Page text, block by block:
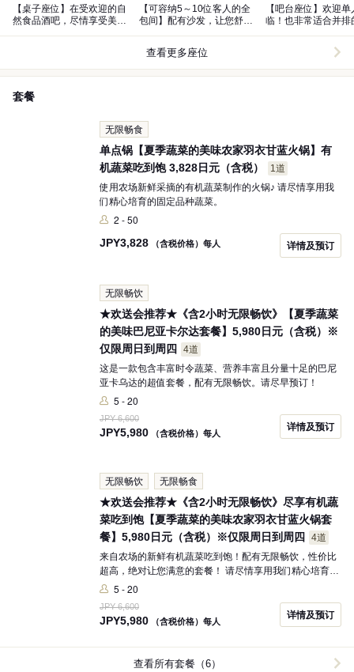
【桌子座位】在受欢迎的自
然食品酒吧，尽情享受美味
【可容纳5～10位客人的全
包间】配有沙发，让您舒适
【吧台座位】欢迎单
临！也非常适合并排
查看更多座位
套餐
无限畅食
单点锅【夏季蔬菜的美味农家羽衣甘蓝火锅】有
机蔬菜吃到饱 3,828日元（含税）
1道
使用农场新鲜采摘的有机蔬菜制作的火锅♪ 请尽情享用我
们精心培育的固定品种蔬菜。
2 - 50
JPY3,828 （含税价格）每人 详情及预订
无限畅饮
★欢送会推荐★《含2小时无限畅饮》【夏季蔬菜
的美味巴尼亚卡尔达套餐】5,980日元（含税）※
仅限周日到周四
4道
这是一款包含丰富时令蔬菜、营养丰富且分量十足的巴尼
亚卡乌达的超值套餐，配有无限畅饮。请尽早预订！
5 - 20
JPY 6,600
JPY5,980 （含税价格）每人
详情及预订
无限畅饮 无限畅食
★欢送会推荐★《含2小时无限畅饮》尽享有机蔬
菜吃到饱【夏季蔬菜的美味农家羽衣甘蓝火锅套
餐】5,980日元（含税）※仅限周日到周四
4道
来自农场的新鲜有机蔬菜吃到饱！配有无限畅饮，性价比
超高，绝对让您满意的套餐！ 请尽情享用我们精心培育的
固定品种蔬菜和用心烹饪的美味菜肴。 ※饮品最后点单时
5 - 20
JPY 6,600
JPY5,980 （含税价格）每人
详情及预订
查看所有套餐（6）